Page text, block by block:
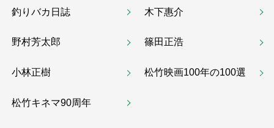
釣りバカ日誌 木下惠介
野村芳太郎 篠田正浩
小林正樹 松竹映画100年の100選
松竹キネマ90周年